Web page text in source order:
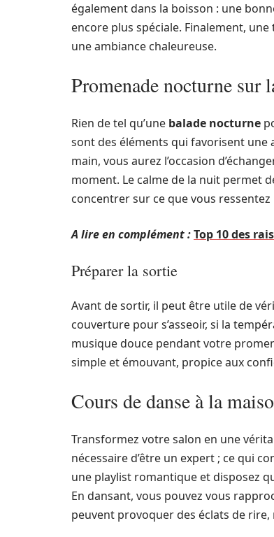
également dans la boisson : une
encore plus spéciale. Finalement,
une ambiance chaleureuse.
Promenade nocturne sur
Rien de tel qu’une balade nocturne
sont des éléments qui favorisent
main, vous aurez l’occasion
moment. Le calme de la nuit permet
concentrer sur ce que vous ressentez
A lire en complément :Top 10 des
Préparer la sortie
Avant de sortir, il peut être utile de
couverture pour s’asseoir, si la
musique douce pendant votre
simple et émouvant, propice aux
Cours de danse à la
Transformez votre salon en une
nécessaire d’être un expert ; ce qui
une playlist romantique et disposez
En dansant, vous pouvez vous
peuvent provoquer des éclats de